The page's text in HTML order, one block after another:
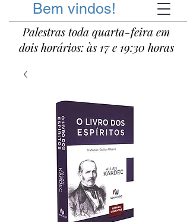
Bem vindos!
Palestras toda quarta-feira em
dois horários: às 17 e 19:30 horas